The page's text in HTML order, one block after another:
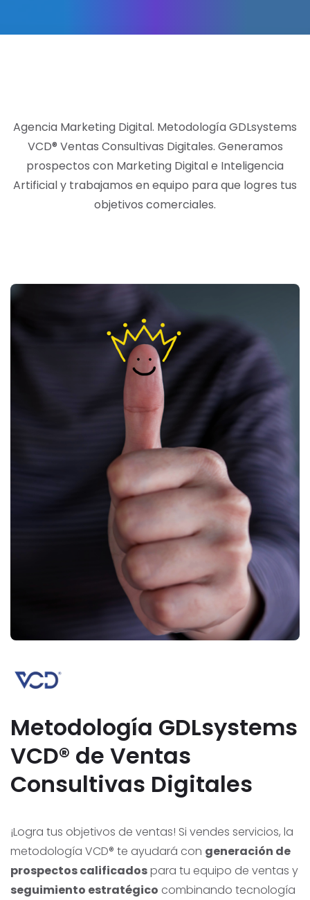
Agencia Marketing Digital. Metodología GDLsystems
VCD® Ventas Consultivas Digitales. Generamos
prospectos con Marketing Digital e Inteligencia
Artificial y trabajamos en equipo para que logres tus
objetivos comerciales.
Metodología GDLsystems
VCD® de Ventas
Consultivas Digitales
¡Logra tus objetivos de ventas! Si vendes servicios, la
metodología VCD® te ayudará con generación de
prospectos calificadospara tu equipo de ventas y
seguimiento estratégico combinando tecnología